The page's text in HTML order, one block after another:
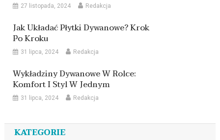
27 listopada, 2024 Redakcja
Jak Układać Płytki Dywanowe? Krok
Po Kroku
31 lipca, 2024 Redakcja
Wykładziny Dywanowe W Rolce:
Komfort I Styl W Jednym
31 lipca, 2024 Redakcja
KATEGORIE